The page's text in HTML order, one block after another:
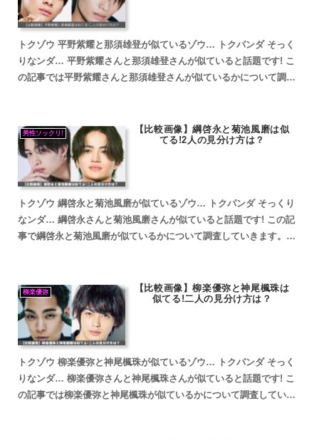
トクゾウ 平野紫耀と那須雄登が似ているゾウ… トクパンダ そっく
りなンダ… 平野紫耀さんと那須雄登さんが似ていると話題です! こ
の記事では平野紫耀さんと那須雄登さんが似ているかについて調査
男性ソックリ!
【比較画像】綱啓永と菊池風磨は似
てる!2人の見分け方は？
トクゾウ 綱啓永と菊池風磨が似ているゾウ… トクパンダ そっくり
なンダ… 綱啓永さんと菊池風磨さんが似ていると話題です! この記
事で綱啓永と菊池風磨が似ているかについて調査していきます。
柳楽優弥
【比較画像】柳楽優弥と神尾楓珠は
似てる!二人の見分け方は？
トクゾウ 柳楽優弥と神尾楓珠が似ているゾウ… トクパンダ そっく
りなンダ… 柳楽優弥さんと神尾楓珠さんが似ていると話題です! こ
の記事では柳楽優弥と神尾楓珠が似ているかについて調査していき